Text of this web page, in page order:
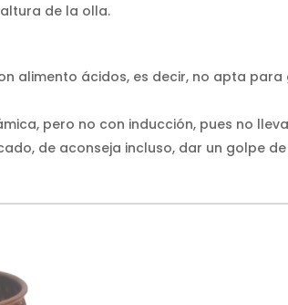
de la olla.
alimento ácidos, es decir, no apta para
pero no con inducción, pues no
de aconseja incluso, dar un golpe